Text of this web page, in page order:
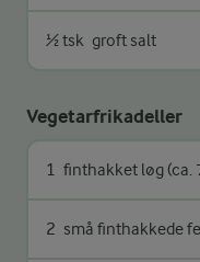
½ tsk groft salt
Vegetarfrikadeller
1 finthakket løg (ca.
2 små finthakkede